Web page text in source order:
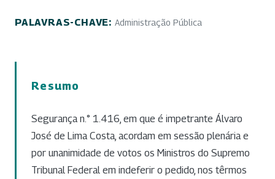
PALAVRAS-CHAVE: Administração Pública
Resumo
Segurança n.° 1.416, em que é impetrante Álvaro
José de Lima Costa, acordam em sessão plenária e
por unanimidade de votos os Ministros do Supremo
Tribunal Federal em indeferir o pedido, nos têrmos